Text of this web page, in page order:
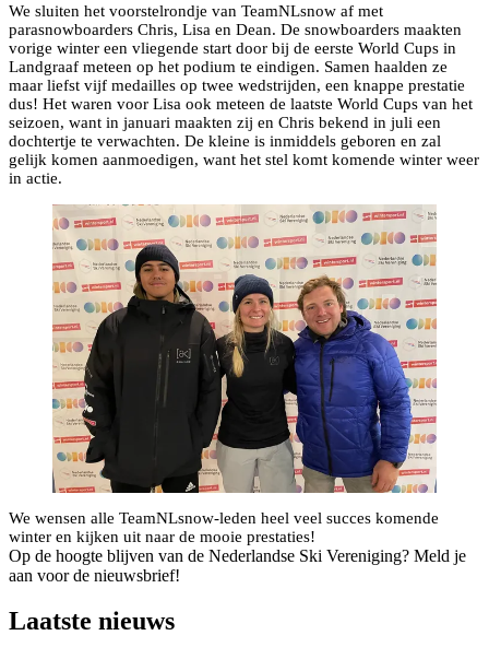
We sluiten het voorstelrondje van TeamNLsnow af met
parasnowboarders Chris, Lisa en Dean. De snowboarders maakten
vorige winter een vliegende start door bij de eerste World Cups in
Landgraaf meteen op het podium te eindigen. Samen haalden ze
maar liefst vijf medailles op twee wedstrijden, een knappe prestatie
dus! Het waren voor Lisa ook meteen de laatste World Cups van het
seizoen, want in januari maakten zij en Chris bekend in juli een
dochtertje te verwachten. De kleine is inmiddels geboren en zal
gelijk komen aanmoedigen, want het stel komt komende winter weer
in actie.
We wensen alle TeamNLsnow-leden heel veel succes komende
winter en kijken uit naar de mooie prestaties!
Op de hoogte blijven van de Nederlandse Ski Vereniging? Meld je
aan voor de nieuwsbrief!
Laatste nieuws